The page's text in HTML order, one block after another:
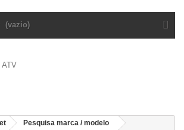
(vazio)
ATV
Pesquisa marca / modelo